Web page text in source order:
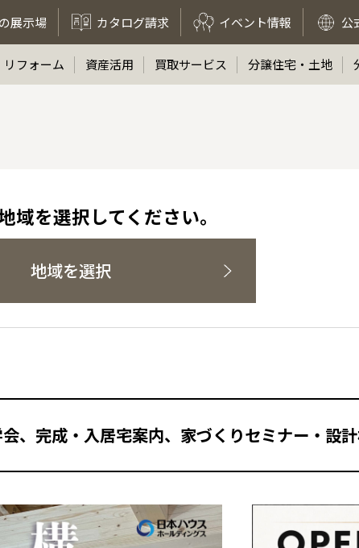
展示場 カタログ請求 イベント情報 公
リフォーム 資産活用 買取サービス 分譲住宅・土地
域を選択してください。
地域を選択
、完成・入居宅案内、家づくりセミナー・設計